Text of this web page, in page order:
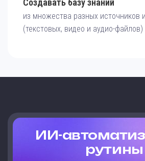
Создавать базу знаний
из множества разных источников
(текстовых, видео и аудио-файлов)
ИИ-
рутины